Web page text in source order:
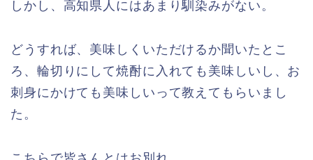
しかし、高知県人にはあまり馴染みがない。
どうすれば、美味しくいただけるか聞いたとこ
ろ、輪切りにして焼酎に入れても美味しいし、お
刺身にかけても美味しいって教えてもらいまし
た。